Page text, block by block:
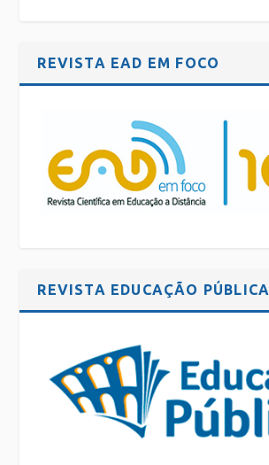
REVISTA EAD EM FOCO
REVISTA EDUCAÇÃO PÚBLICA